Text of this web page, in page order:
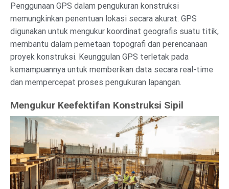
Penggunaan GPS dalam pengukuran konstruksi
memungkinkan penentuan lokasi secara akurat. GPS
digunakan untuk mengukur koordinat geografis suatu titik,
membantu dalam pemetaan topografi dan perencanaan
proyek konstruksi. Keunggulan GPS terletak pada
kemampuannya untuk memberikan data secara real-time
dan mempercepat proses pengukuran lapangan.
Mengukur Keefektifan Konstruksi Sipil